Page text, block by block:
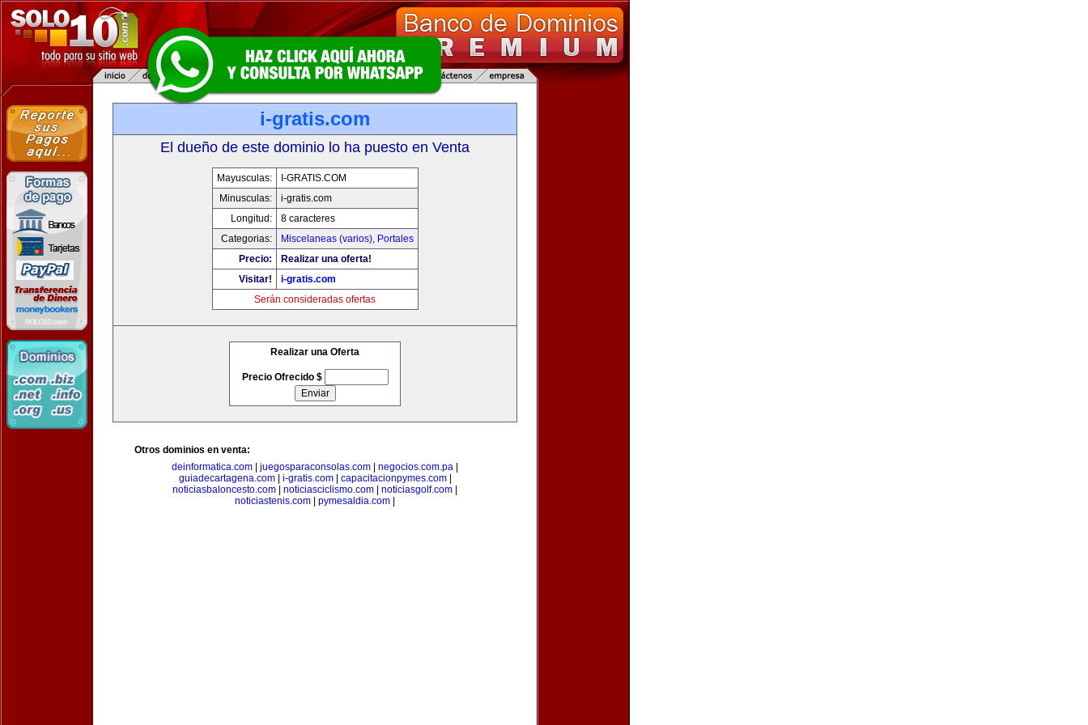
i-gratis.com
El dueño de este dominio lo ha puesto en Venta
Mayusculas:
I-GRATIS.COM
Minusculas:
i-gratis.com
Longitud:
8 caracteres
Categorias:
Miscelaneas (varios), Portales
Precio:
Realizar una oferta!
Visitar!
i-gratis.com
Serán consideradas ofertas
Realizar una Oferta
Precio Ofrecido $
Otros dominios en venta:
deinformatica.com
juegosparaconsolas.com negocios.com.pa
guiadecartagena.com| i-gratis.com| capacitacionpymes.com|
noticiasbaloncesto.com
noticiasciclismo.com noticiasgolf.com
noticiastenis.com
pymesaldia.com